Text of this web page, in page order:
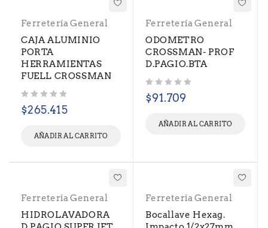
Ferretería General
CAJA ALUMINIO
PORTA
HERRAMIENTAS
FUELL CROSSMAN
$265.415
AÑADIR AL CARRITO
Ferretería General
ODOMETRO
CROSSMAN- PROF
D.PAGIO.BTA
$91.709
AÑADIR AL CARRITO
Ferretería General
HIDROLAVADORA
Ferretería General
Bocallave Hexag.